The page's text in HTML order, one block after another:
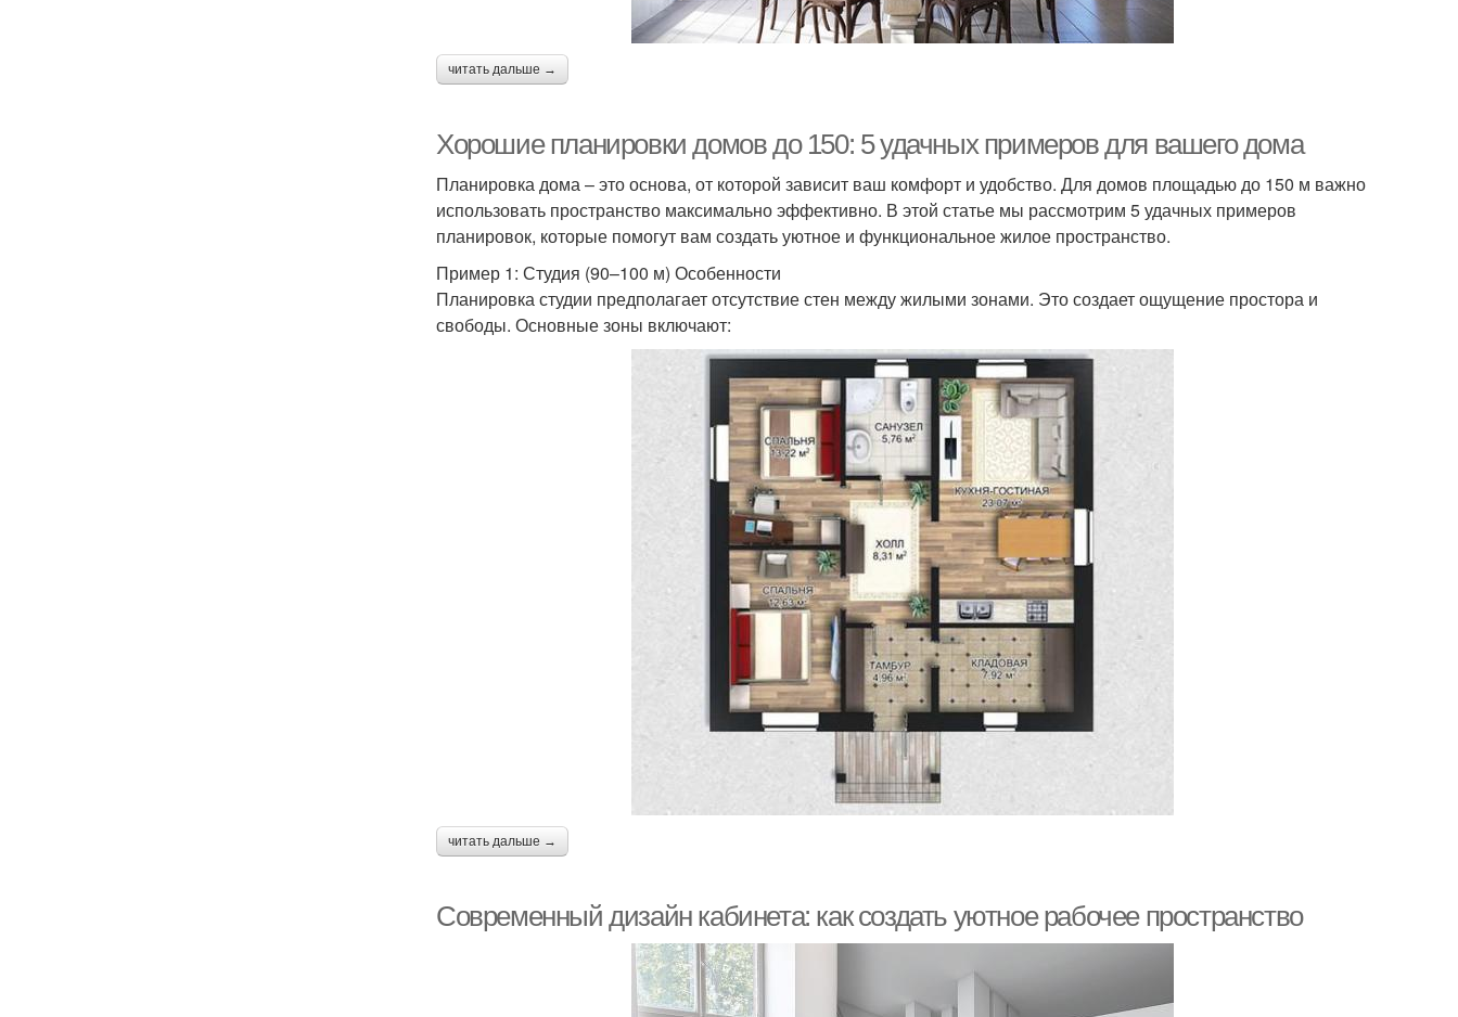
читать дальше →
Хорошие планировки домов до 150: 5 удачных примеров для вашего дома
Планировка дома – это основа, от которой зависит ваш комфорт и удобство. Для домов площадью до 150 м важно
использовать пространство максимально эффективно. В этой статье мы рассмотрим 5 удачных примеров
планировок, которые помогут вам создать уютное и функциональное жилое пространство.
Пример 1: Студия (90–100 м) Особенности
Планировка студии предполагает отсутствие стен между жилыми зонами. Это создает ощущение простора и
свободы. Основные зоны включают:
читать дальше →
Современный дизайн кабинета: как создать уютное рабочее пространство